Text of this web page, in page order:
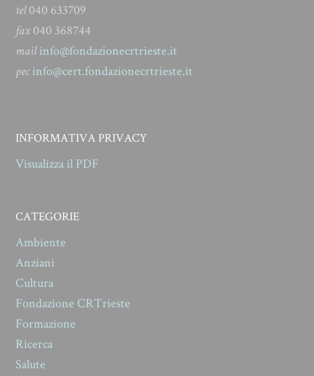
tel040 633709
fax040 368744
mailinfo@fondazionecrtrieste.it
pecinfo@cert.fondazionecrtrieste.it
INFORMATIVA PRIVACY
Visualizza il PDF
CATEGORIE
Ambiente
Anziani
Cultura
Fondazione CRTrieste
Formazione
Ricerca
Salute